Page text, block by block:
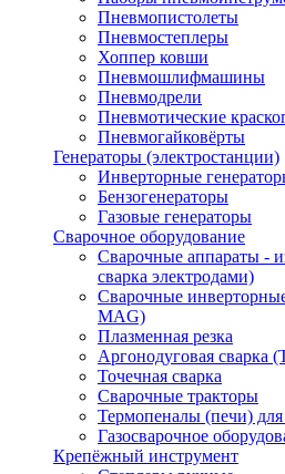
Пневмопистолеты
Пневмостеплеры
Хоппер ковши
Пневмошлифмашины
Пневмодрели
Пневмотические
Пневмогайковёрты
Генераторы (электростанции)
Инверторные
Бензогенераторы
Газовые генераторы
Сварочное оборудование
Сварочные аппараты -
сварка электродами)
Сварочные
MAG)
Плазменная резка
Аргонодуговая сварка
Точечная сварка
Сварочные тракторы
Термопеналы (печи) для
Газосварочное
Крепёжный инструмент